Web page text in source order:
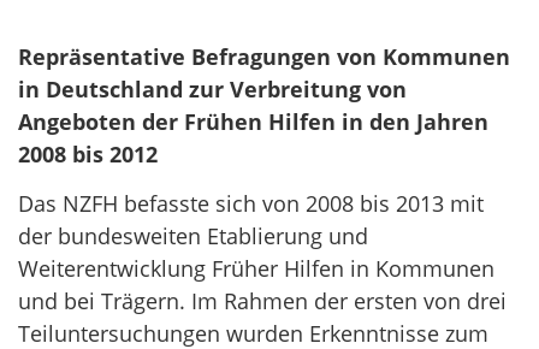
Repräsentative Befragungen von Kommunen
in Deutschland zur Verbreitung von
Angeboten der Frühen Hilfen in den Jahren
2008 bis 2012
Das NZFH befasste sich von 2008 bis 2013 mit
der bundesweiten Etablierung und
Weiterentwicklung Früher Hilfen in Kommunen
und bei Trägern. Im Rahmen der ersten von drei
Teiluntersuchungen wurden Erkenntnisse zum